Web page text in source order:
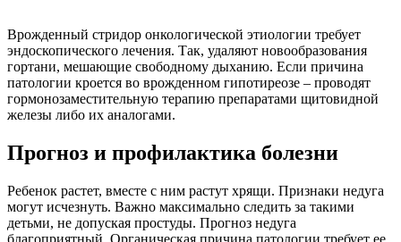
Врожденный стридор онкологической этиологии требует
эндоскопического лечения. Так, удаляют новообразования
гортани, мешающие свободному дыханию. Если причина
патологии кроется во врожденном гипотиреозе – проводят
гормонозаместительную терапию препаратами щитовидной
железы либо их аналогами.
Прогноз и профилактика болезни
Ребенок растет, вместе с ним растут хрящи. Признаки недуга
могут исчезнуть. Важно максимально следить за такими
детьми, не допуская простуды. Прогноз недуга
благоприятный. Органическая причина патологии требует ее